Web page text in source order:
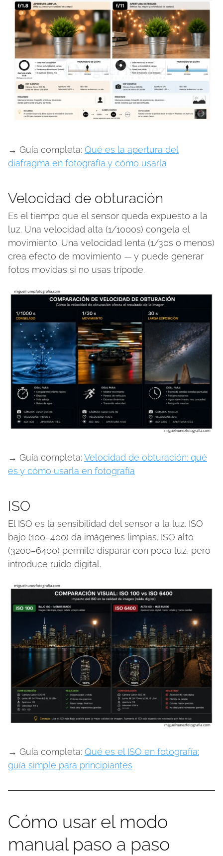
→ Guía completa: Qué es la apertura del
diafragma en fotografía y cómo usarla
Velocidad de obturación
Es el tiempo que el sensor queda expuesto a la
luz. Una velocidad alta (1/1000s) congela el
movimiento. Una velocidad lenta (1/30s o menos)
crea efecto de movimiento — y puede generar
fotos movidas si no usas trípode.
→ Guía completa: Velocidad de obturación: qué
es y cómo usarla en fotografía
ISO
El ISO es la sensibilidad del sensor a la luz. ISO
bajo (100–400) da imágenes limpias. ISO alto
(3200–6400) permite disparar con poca luz, pero
introduce ruido digital.
→ Guía completa: Qué es el ISO en fotografía:
guía simple para principiantes
Cómo usar el modo
manual paso a paso